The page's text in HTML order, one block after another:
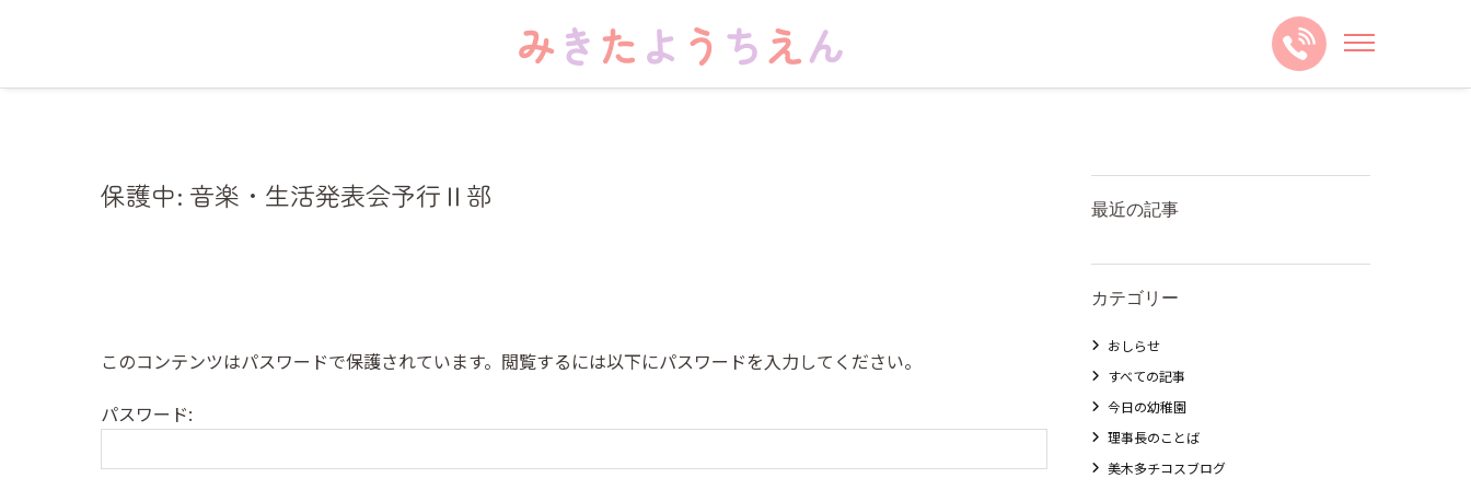
保護中: 音楽・生活発表会予行Ⅱ部
このコンテンツはパスワードで保護されています。閲覧するには以下にパスワードを入力してください。
パスワード:
最近の記事
カテゴリー
おしらせ
すべての記事
今日の幼稚園
理事長のことば
美木多チコスブログ